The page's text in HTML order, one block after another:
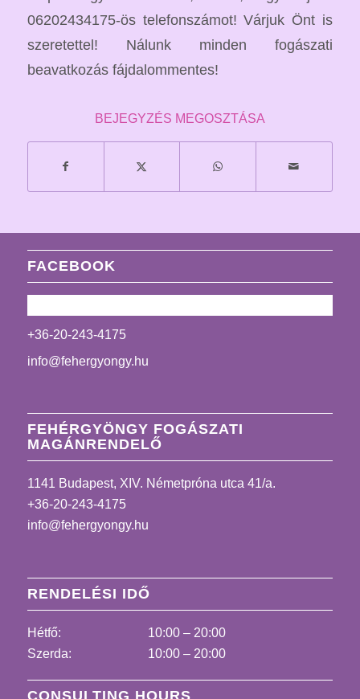
06202434175-ös telefonszámot! Várjuk Önt is
szeretettel! Nálunk minden fogászati
beavatkozás fájdalommentes!
BEJEGYZÉS MEGOSZTÁSA
FACEBOOK
+36-20-243-4175
info@fehergyongy.hu
FEHÉRGYÖNGY FOGÁSZATI
MAGÁNRENDELŐ
1141 Budapest, XIV. Németpróna utca 41/a.
+36-20-243-4175
info@fehergyongy.hu
RENDELÉSI IDŐ
Hétfő:
10:00 – 20:00
Szerda:
10:00 – 20:00